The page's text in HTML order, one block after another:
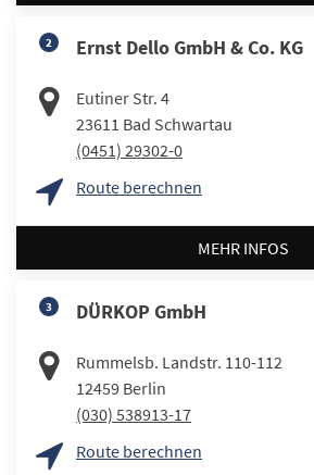
2 Ernst Dello GmbH & Co. KG
Eutiner Str. 4
23611 Bad Schwartau
(0451) 29302-0
Route berechnen
MEHR INFOS
3 DÜRKOP GmbH
Rummelsb. Landstr. 110-112
12459 Berlin
(030) 538913-17
Route berechnen